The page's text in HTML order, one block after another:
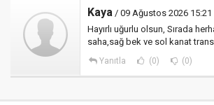
Kaya / 09 Ağustos 2026 15:21
Hayırlı uğurlu olsun, Sırada
saha,sağ bek ve sol kanat
Yanıtla (0) (0)